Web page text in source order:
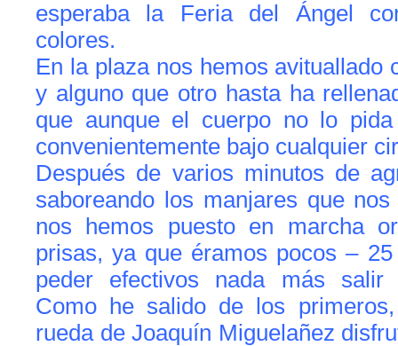
esperaba la Feria del Ángel
colores.
En la plaza nos hemos avituallado
y alguno que otro hasta ha
que aunque el cuerpo no lo
convenientemente bajo cualquier
Después de varios minutos de
saboreando los manjares que
nos hemos puesto en marcha
prisas, ya que éramos pocos –
peder efectivos nada más salir
Como he salido de los
rueda de Joaquín Miguelañez